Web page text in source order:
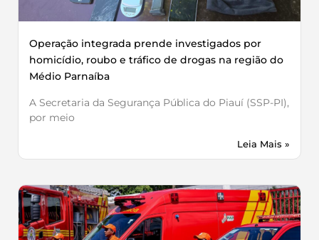
Operação integrada prende investigados por
homicídio, roubo e tráfico de drogas na região do
Médio Parnaíba
A Secretaria da Segurança Pública do Piauí (SSP-PI),
por meio
Leia Mais »